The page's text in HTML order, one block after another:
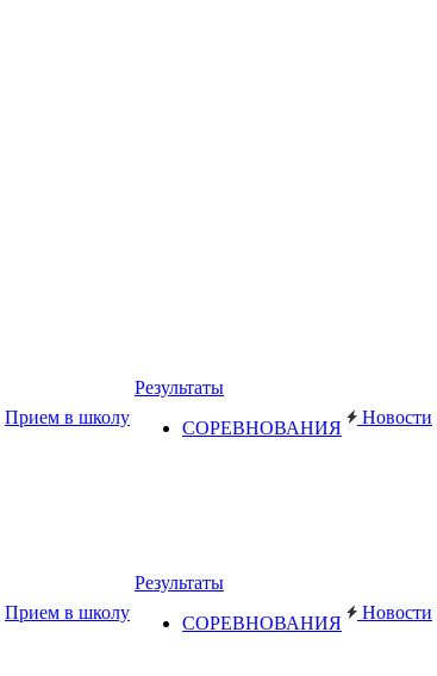
Прием в школу
Результаты
СОРЕВНОВАНИЯ
Новости
Прием в школу
Результаты
СОРЕВНОВАНИЯ
Новости